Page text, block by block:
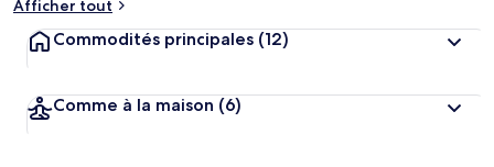
Afficher tout
Commodités principales (12)
Comme à la maison (6)